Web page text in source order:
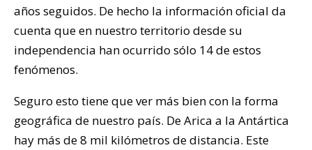
años seguidos. De hecho la información oficial da
cuenta que en nuestro territorio desde su
independencia han ocurrido sólo 14 de estos
fenómenos.
Seguro esto tiene que ver más bien con la forma
geográfica de nuestro país. De Arica a la Antártica
hay más de 8 mil kilómetros de distancia. Este